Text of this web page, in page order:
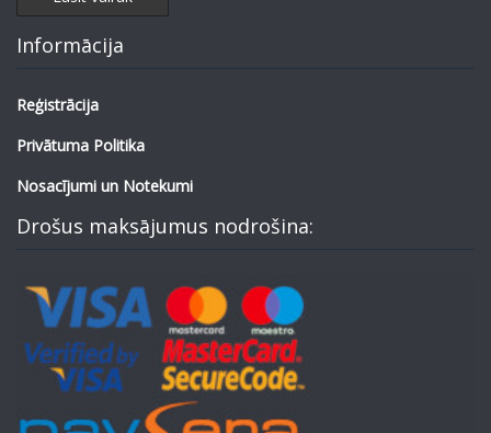
Informācija
Reģistrācija
Privātuma Politika
Nosacījumi un Notekumi
Drošus maksājumus nodrošina: